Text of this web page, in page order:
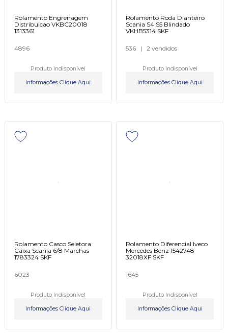
Rolamento Engrenagem
Distribuicao VKBC20018
1313361
4896
Produto Indisponível
Informações Clique Aqui
Rolamento Roda Dianteiro
Scania S4 S5 Blindado
VKHB5314 SKF
536 | 2 vendidos
Produto Indisponível
Informações Clique Aqui
Rolamento Casco Seletora
Caixa Scania 6/8 Marchas
1783324 SKF
6023
Produto Indisponível
Informações Clique Aqui
Rolamento Diferencial Iveco
Mercedes Benz 1542748
32018XF SKF
1645
Produto Indisponível
Informações Clique Aqui